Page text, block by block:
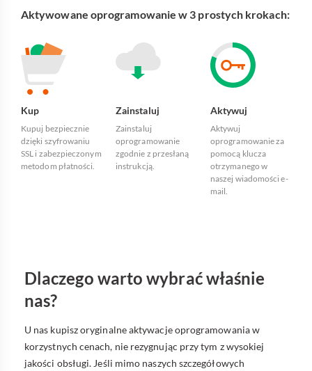
Aktywowane oprogramowanie w 3 prostych krokach:
Kup
Kupuj bezpiecznie
dzięki szyfrowaniu
SSL i zabezpieczonym
metodom płatności.
Zainstaluj
Zainstaluj
oprogramowanie
zgodnie z przesłaną
instrukcją.
Aktywuj
Aktywuj
oprogramowanie za
pomocą klucza
otrzymanego w
naszej wiadomości e-
mail.
Dlaczego warto wybrać właśnie
nas?
U nas kupisz oryginalne aktywacje oprogramowania w
korzystnych cenach, nie rezygnując przy tym z wysokiej
jakości obsługi. Jeśli mimo naszych szczegółowych